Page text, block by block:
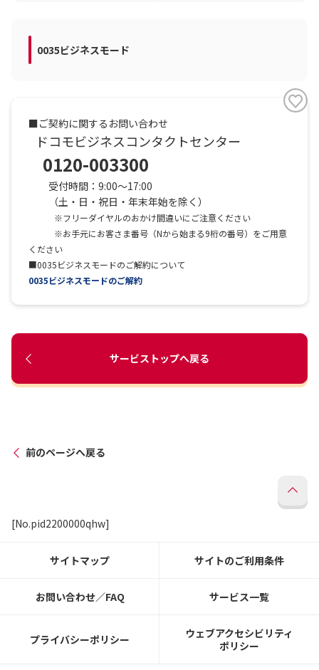
0035ビジネスモード
■ご契約に関するお問い合わせ
ドコモビジネスコンタクトセンター
0120-003300
受付時間：9:00～17:00
（土・日・祝日・年末年始を除く）
※フリーダイヤルのおかけ間違いにご注意ください
※お手元にお客さま番号（Nから始まる9桁の番号）をご用意
ください
■0035ビジネスモードのご解約について
0035ビジネスモードのご解約
サービストップへ戻る
前のページへ戻る
[No.pid2200000qhw]
サイトマップ サイトのご利用条件
お問い合わせ／FAQ サービス一覧
プライバシーポリシー
ウェブアクセシビリティ
ポリシー